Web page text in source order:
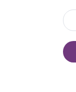
220114,
Tel.: (+375
Fax: (+375
E-mail: